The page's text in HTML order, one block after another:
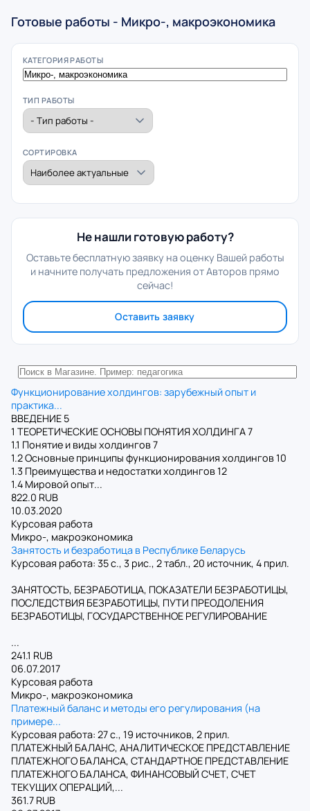
Готовые работы - Микро-, макроэкономика
КАТЕГОРИЯ РАБОТЫ
ТИП РАБОТЫ
СОРТИРОВКА
Не нашли готовую работу?
Оставьте бесплатную заявку на оценку Вашей работы
и начните получать предложения от Авторов прямо
сейчас!
Оставить заявку
Функционирование холдингов: зарубежный опыт и
практика...
ВВЕДЕНИЕ 5
1 ТЕОРЕТИЧЕСКИЕ ОСНОВЫ ПОНЯТИЯ ХОЛДИНГА 7
1.1 Понятие и виды холдингов 7
1.2 Основные принципы функционирования холдингов 10
1.3 Преимущества и недостатки холдингов 12
1.4 Мировой опыт...
822.0 RUB
10.03.2020
Курсовая работа
Микро-, макроэкономика
Занятость и безработица в Республике Беларусь
Курсовая работа: 35 с., 3 рис., 2 табл., 20 источник, 4 прил.
ЗАНЯТОСТЬ, БЕЗРАБОТИЦА, ПОКАЗАТЕЛИ БЕЗРАБОТИЦЫ,
ПОСЛЕДСТВИЯ БЕЗРАБОТИЦЫ, ПУТИ ПРЕОДОЛЕНИЯ
БЕЗРАБОТИЦЫ, ГОСУДАРСТВЕННОЕ РЕГУЛИРОВАНИЕ
...
241.1 RUB
06.07.2017
Курсовая работа
Микро-, макроэкономика
Платежный баланс и методы его регулирования (на
примере...
Курсовая работа: 27 с., 19 источников, 2 прил.
ПЛАТЕЖНЫЙ БАЛАНС, АНАЛИТИЧЕСКОЕ ПРЕДСТАВЛЕНИЕ
ПЛАТЕЖНОГО БАЛАНСА, СТАНДАРТНОЕ ПРЕДСТАВЛЕНИЕ
ПЛАТЕЖНОГО БАЛАНСА, ФИНАНСОВЫЙ СЧЕТ, СЧЕТ
ТЕКУЩИХ ОПЕРАЦИЙ,...
361.7 RUB